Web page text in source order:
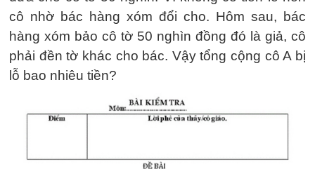
cô nhờ bác hàng xóm đổi cho. Hôm sau, bác
hàng xóm bảo cô tờ 50 nghìn đồng đó là giả, cô
phải đền tờ khác cho bác. Vậy tổng cộng cô A bị
lỗ bao nhiêu tiền?